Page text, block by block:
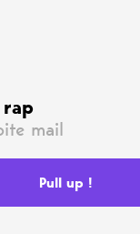
rap
mail